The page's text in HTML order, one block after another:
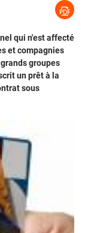
qui n'est affecté
et compagnies
groupes
un prêt à la
sous